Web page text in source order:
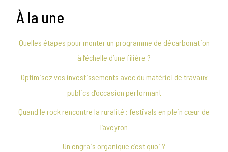
À la une
Quelles étapes pour monter un programme de décarbonation
à l’échelle d’une filière ?
Optimisez vos investissements avec du matériel de travaux
publics d’occasion performant
Quand le rock rencontre la ruralité : festivals en plein cœur de
l’aveyron
Un engrais organique c’est quoi ?